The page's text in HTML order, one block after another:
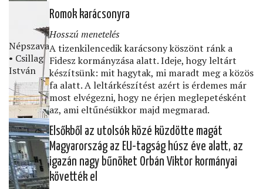
Népszava
• Csillag
István
Romok karácsonyra
Hosszú menetelés
A tizenkilencedik karácsony köszönt ránk a
Fidesz kormányzása alatt. Ideje, hogy leltárt
készítsünk: mit hagytak, mi maradt meg a közös
fa alatt. A leltárkészítést azért is érdemes már
most elvégezni, hogy ne érjen meglepetésként
az, ami eltűnésükkor majd megmarad.
Elsőkből az utolsók közé küzdötte magát
Magyarország az EU-tagság húsz éve alatt, az
igazán nagy bűnöket Orbán Viktor kormányai
követték el